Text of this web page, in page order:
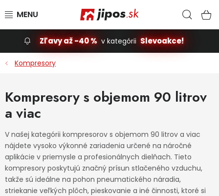
Slevoakce
Dielňa
Záhrada
Príslušenstvo pre automobily
Vybavenie a hračky pre deti
Zľavy až -40 % v kategórii Slevoakce!
Kompresory
Kompresory s objemom 90 litrov
a viac
V našej kategórii kompresorov s objemom 90 litrov a viac
nájdete vysoko výkonné zariadenia určené na náročné
aplikácie v priemysle a profesionálnych dielňach. Tieto
kompresory poskytujú značný prísun stlačeného vzduchu,
takže sú ideálne na pohon pneumatického náradia,
striekanie veľkých plôch, pieskovanie a iné činnosti, ktoré si